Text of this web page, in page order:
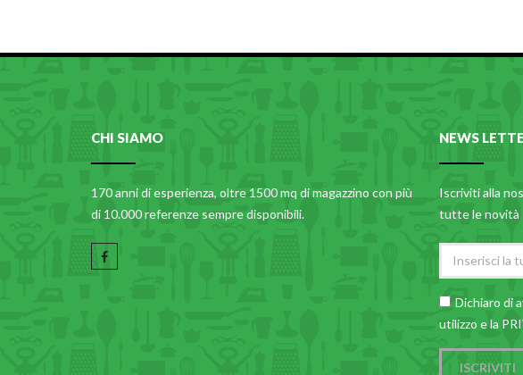
CHI SIAMO
170 anni di esperienza, oltre 1500 mq di magazzino con più
di 10.000 referenze sempre disponibili.
NEWS
Iscriviti alla
tutte le novità
Dichiaro di
utilizzo e la
ISCRIVITI